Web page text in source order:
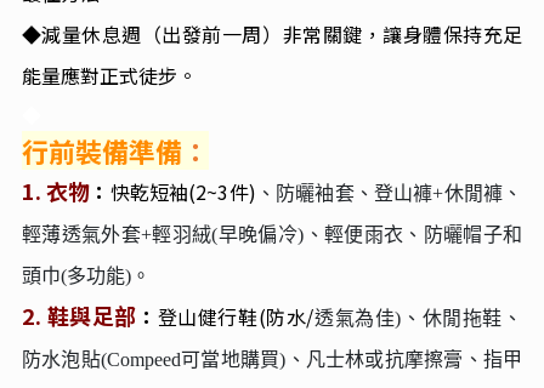
◆減量休息週（出發前一周）非常關鍵，讓身體保持充足
能量應對正式徒步。
行前裝備準備 ：
1. 衣物 ： 快乾短袖(2~3件) 、防曬袖套、登山褲+休閒褲、
輕薄透氣外套+輕羽絨(早晚偏冷)、輕便雨衣、防曬帽子和
頭巾(多功能)。
2. 鞋與足部 ： 登山健行鞋(防水/透氣為佳)、休閒拖鞋、
防水泡貼(Compeed可當地購買)、凡士林或抗摩擦膏、指甲